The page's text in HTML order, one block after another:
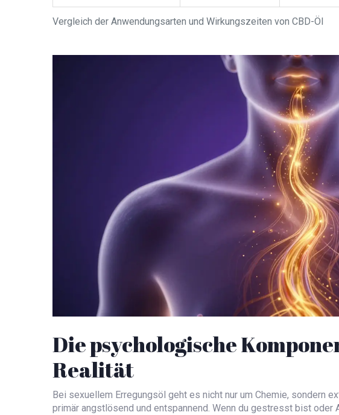
Vergleich der Anwendungsarten und Wirkungszeiten von CBD-Öl
Die psychologische
Realität
Bei sexuellem Erregungsöl geht es nicht nur um Chemie, sondern
primär angstlösend und entspannend. Wenn du gestresst bist oder